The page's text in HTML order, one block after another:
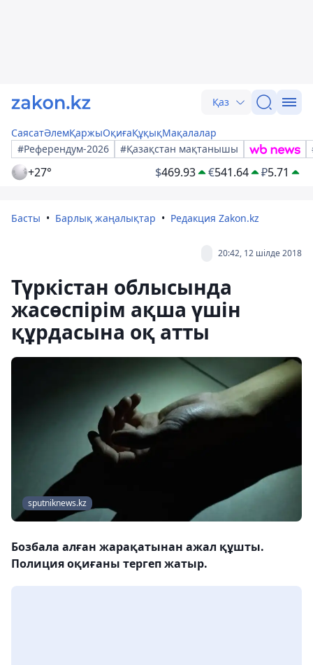
Қаз
СаясатӘлемҚаржыОқиғаҚұқықМақалалар
#Референдум-2026
#Қазақстан мақтанышы
+27° $469.93 €541.64 ₽5.71
Басты Барлық жаңалықтар Редакция Zakon.kz
20:42, 12 шілде 2018
Түркістан облысында
жасөспірім ақша үшін
құрдасына оқ атты
sputniknews.kz
Бозбала алған жарақатынан ажал құшты.
Полиция оқиғаны тергеп жатыр.